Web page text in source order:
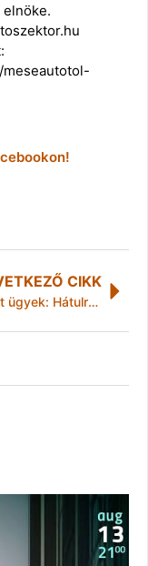
elnöke.
CIKK
Lezárt ügyek: Hátulról húzta le a földre